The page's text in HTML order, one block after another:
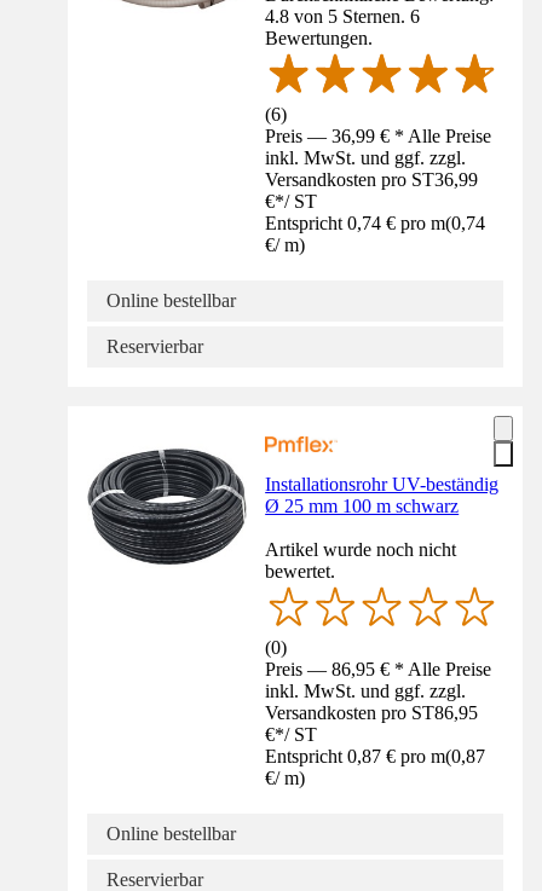
4.8 von 5 Sternen. 6
Bewertungen.
(6)
Preis — 36,99 € * Alle Preise
inkl. MwSt. und ggf. zzgl.
Versandkosten pro ST36,99
€*/ ST
Entspricht 0,74 € pro m(0,74
€/ m)
Online bestellbar
Reservierbar
Installationsrohr UV-beständig
Ø 25 mm 100 m schwarz
Artikel wurde noch nicht
bewertet.
(0)
Preis — 86,95 € * Alle Preise
inkl. MwSt. und ggf. zzgl.
Versandkosten pro ST86,95
€*/ ST
Entspricht 0,87 € pro m(0,87
€/ m)
Online bestellbar
Reservierbar